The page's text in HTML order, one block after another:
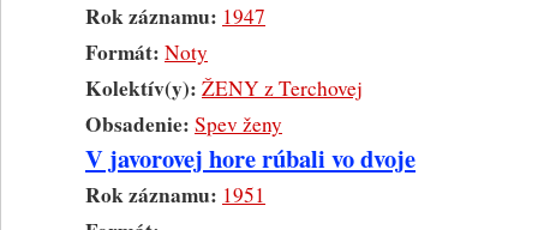
Rok záznamu: 1947
Formát: Noty
Kolektív(y): ŽENY z Terchovej
Obsadenie: Spev ženy
V javorovej hore rúbali vo dvoje
Rok záznamu: 1951